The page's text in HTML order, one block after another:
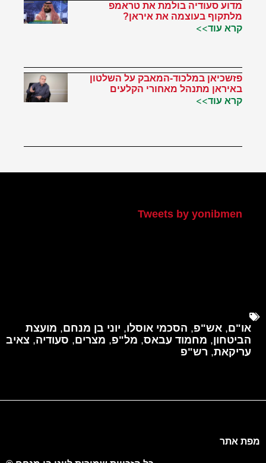
מדוע סעודיה בולמת את טראמפ
מלתקוף בעוצמה את איראן?
קרא עוד>>
פזשכיאן במלכוד-המאבק על השלטון
באיראן מתנהל מאחורי הקלעים
קרא עוד>>
Tweets by yonibmen
או"ם, אש"פ, הסכמי אוסלו, יוני בן מנחם, מועצת
הביטחון, מחמוד עבאס, מל"פ, מצרים, סעודיה, צאיב
עריקאת, רש"פ
מפת אתר